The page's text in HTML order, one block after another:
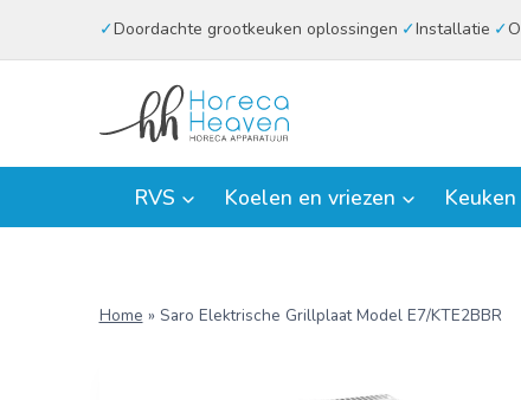
Doordachte grootkeuken oplossingen Installatie
RVS Koelen en vriezen
Home » Saro Elektrische Grillplaat Model E7/KTE2BBR